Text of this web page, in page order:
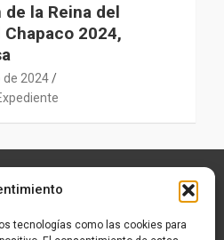
tecnologías como las cookies para
la Reina del
Chapaco 2024,
de 2024